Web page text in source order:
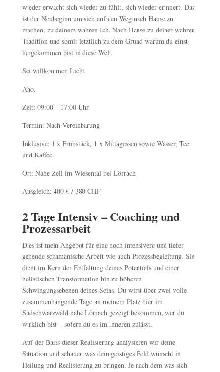
wieder erwacht sich wieder zu fühlt, sich wieder erinnert. Das
ist der Neubeginn um sich auf den Weg nach Hause zu
machen, zu deinem wahren Ich. Nach Hause zu deiner wahren
Tradition und somit letztlich zu dem Grund warum du einst
hergekommen bist in diese Welt.
Sei willkommen Licht.
Aho.
Zeit: 09:00 – 17:00 Uhr
Termin: Nach Vereinbarung
Inklusive: 1 x Frühstück, 1 x Mittagessen sowie Wasser, Tee
und Kaffee
Ort: Nahe Zell im Wiesental bei Lörrach
Ausgleich: 400 € / 380 CHF
2 Tage Intensiv – Coaching und
Prozessarbeit
Dies ist mein Angebot für eine noch intensivere und tiefer
gehende schamanische Arbeit wie auch Prozessbegleitung. Sie
dient im Kern der Entfaltung deines Potentials und einer
holistischen Transformation hin zu höheren
Schwingungsebenen deines Seins. Du wirst über zwei volle
zusammenhängende Tage an meinem Platz hier im
Südschwarzwald nahe Lörrach gezeigt bekommen, wer du
wirklich bist – sofern du es im Inneren zulässt.
Auf der Basis dieser Realisierung analysieren wir deine
Situation und schauen was dein geistiges Feld wünscht in
Heilung und Realisierung zu bringen. Je nach dem was sich